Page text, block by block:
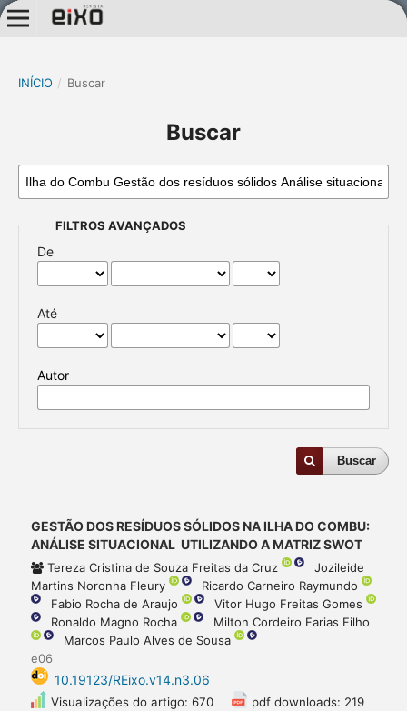
INÍCIO / Buscar
Buscar
FILTROS AVANÇADOS
De
Até
Autor
Buscar
GESTÃO DOS RESÍDUOS SÓLIDOS NA ILHA DO COMBU:
ANÁLISE SITUACIONAL UTILIZANDO A MATRIZ SWOT
Tereza Cristina de Souza Freitas da Cruz
Jozileide
Martins Noronha Fleury
Ricardo Carneiro Raymundo
Fabio Rocha de Araujo
Vitor Hugo Freitas Gomes
Ronaldo Magno Rocha
Milton Cordeiro Farias Filho
Marcos Paulo Alves de Sousa
e06
10.19123/REixo.v14.n3.06
Visualizações do artigo: 670 pdf downloads: 219